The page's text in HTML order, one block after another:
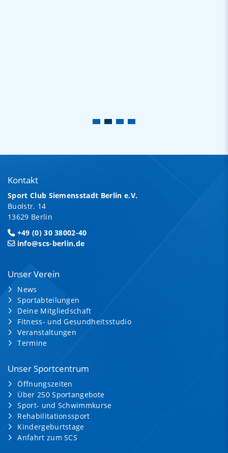
Kontakt
Sport Club Siemensstadt Berlin e.V.
Buolstr. 14
13629 Berlin
+49 (0) 30 38002-40
info@scs-berlin.de
Unser Verein
News
Sportabteilungen
Deine Mitgliedschaft
Fitness- und Gesundheitsstudio
Veranstaltungen
Termine
Unser Sportcentrum
Öffnungszeiten
Über 250 Sportangebote
Sport- und Schwimmkurse
Rehabilitationssport
Kindergeburtstage
Anfahrt zum SCS